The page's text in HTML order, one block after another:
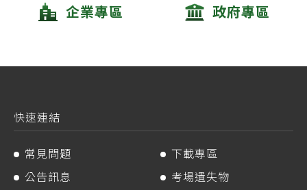
企業專區 政府專區
快速連結
常見問題
下載專區
公告訊息
考場遺失物